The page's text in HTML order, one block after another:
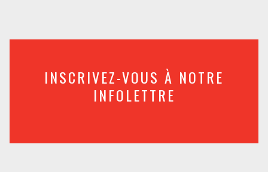
INSCRIVEZ-VOUS À NOTRE
INFOLETTRE